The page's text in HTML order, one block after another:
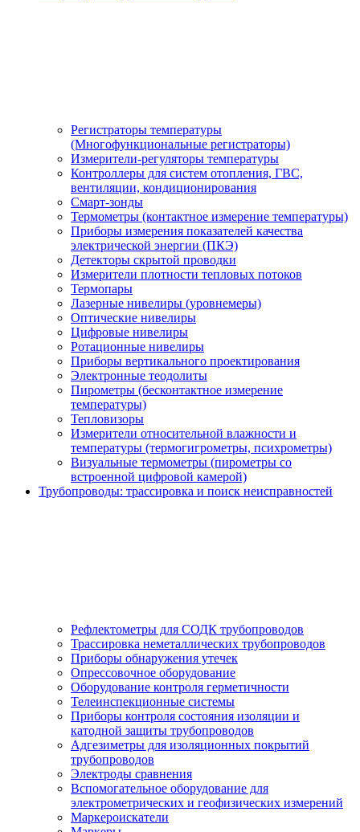
Регистраторы температуры
(Многофункциональные регистраторы)
Измерители-регуляторы температуры
Контроллеры для систем отопления, ГВС,
вентиляции, кондиционирования
Смарт-зонды
Термометры (контактное измерение температуры)
Приборы измерения показателей качества
электрической энергии (ПКЭ)
Детекторы скрытой проводки
Измерители плотности тепловых потоков
Термопары
Лазерные нивелиры (уровнемеры)
Оптические нивелиры
Цифровые нивелиры
Ротационные нивелиры
Приборы вертикального проектирования
Электронные теодолиты
Пирометры (бесконтактное измерение
температуры)
Тепловизоры
Измерители относительной влажности и
температуры (термогигрометры, психрометры)
Визуальные термометры (пирометры со
встроенной цифровой камерой)
Трубопроводы: трассировка и поиск неисправностей
Рефлектометры для СОДК трубопроводов
Трассировка неметаллических трубопроводов
Приборы обнаружения утечек
Опрессовочное оборудование
Оборудование контроля герметичности
Телеинспекционные системы
Приборы контроля состояния изоляции и
катодной защиты трубопроводов
Адгезиметры для изоляционных покрытий
трубопроводов
Электроды сравнения
Вспомогательное оборудование для
электрометрических и геофизических измерений
Маркероискатели